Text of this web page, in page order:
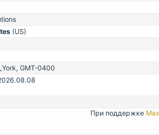
(US)
GMT-0400
При поддержке